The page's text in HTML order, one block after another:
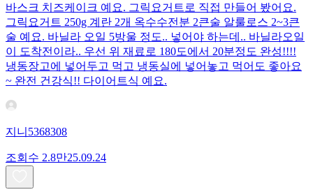
바스크 치즈케이크 예요. 그릭요거트로 직접 만들어 봤어요.
그릭요거트 250g 계란 2개 옥수수전분 2큰술 알룰로스 2~3큰
술 예요. 바닐라 오일 5방울 정도.. 넣어야 하는데.. 바닐라오일
이 도착전이라.. 우선 위 재료로 180도에서 20분정도 완성!!!!
냉동장고에 넣어두고 먹고 냉동실에 넣어놓고 먹어도 좋아요
~ 완전 건강식!! 다이어트식 예요.
지니5368308
조회수 2.8만25.09.24